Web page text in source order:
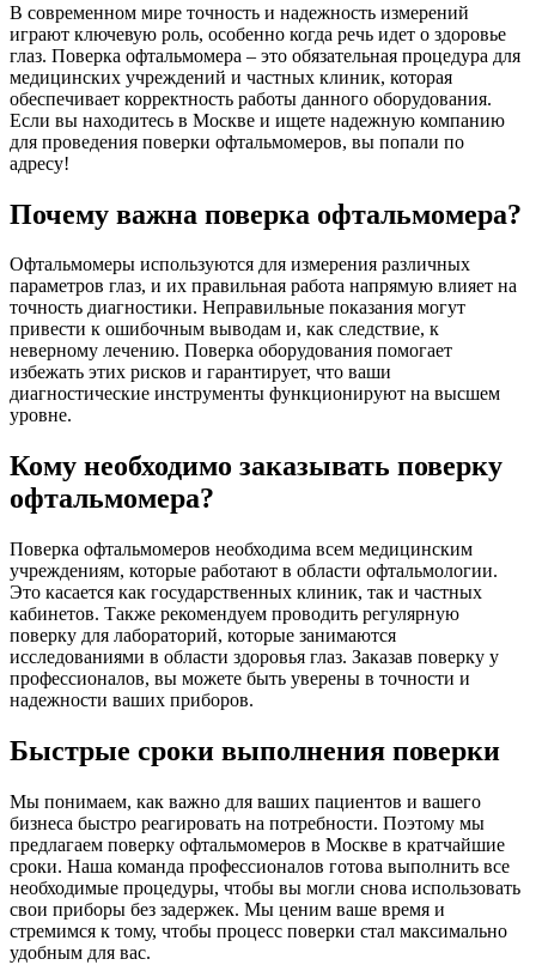
В современном мире точность и надежность измерений
играют ключевую роль, особенно когда речь идет о здоровье
глаз. Поверка офтальмомера – это обязательная процедура для
медицинских учреждений и частных клиник, которая
обеспечивает корректность работы данного оборудования.
Если вы находитесь в Москве и ищете надежную компанию
для проведения поверки офтальмомеров, вы попали по
адресу!
Почему важна поверка офтальмомера?
Офтальмомеры используются для измерения различных
параметров глаз, и их правильная работа напрямую влияет на
точность диагностики. Неправильные показания могут
привести к ошибочным выводам и, как следствие, к
неверному лечению. Поверка оборудования помогает
избежать этих рисков и гарантирует, что ваши
диагностические инструменты функционируют на высшем
уровне.
Кому необходимо заказывать поверку
офтальмомера?
Поверка офтальмомеров необходима всем медицинским
учреждениям, которые работают в области офтальмологии.
Это касается как государственных клиник, так и частных
кабинетов. Также рекомендуем проводить регулярную
поверку для лабораторий, которые занимаются
исследованиями в области здоровья глаз. Заказав поверку у
профессионалов, вы можете быть уверены в точности и
надежности ваших приборов.
Быстрые сроки выполнения поверки
Мы понимаем, как важно для ваших пациентов и вашего
бизнеса быстро реагировать на потребности. Поэтому мы
предлагаем поверку офтальмомеров в Москве в кратчайшие
сроки. Наша команда профессионалов готова выполнить все
необходимые процедуры, чтобы вы могли снова использовать
свои приборы без задержек. Мы ценим ваше время и
стремимся к тому, чтобы процесс поверки стал максимально
удобным для вас.